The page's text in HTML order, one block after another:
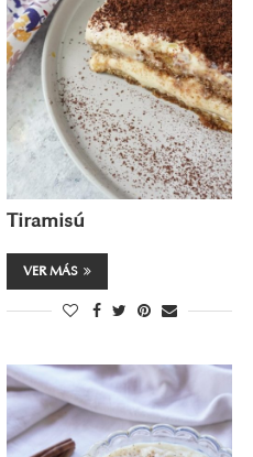
Tiramisú
VER MÁS